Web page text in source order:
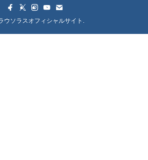
ウソラスオフィシャルサイト.